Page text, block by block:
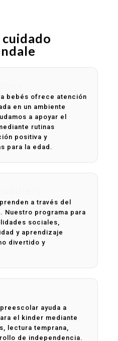
bebés ofrece atención
en un ambiente
a apoyar el
rutinas
positiva y
para la edad.
a través del
Nuestro programa para
sociales,
y aprendizaje
divertido y
ayuda a
el kinder mediante
lectura temprana,
de independencia.